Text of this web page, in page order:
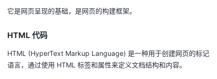
它是网页呈现的基础，是网页的构建框架。
HTML 代码
HTML (HyperText Markup Language) 是一种用于创建网页的标记
语言，通过使用 HTML 标签和属性来定义文档结构和内容。